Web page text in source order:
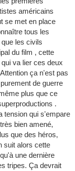
américains
se met en place
tous les
les civils
du film , cette
va lier ces deux
ça n'est pas
de guerre
plus que ce
.
tension qui s'empare
bien amené,
que des héros,
suit alors cette
une dernière
tripes. Ça devrait